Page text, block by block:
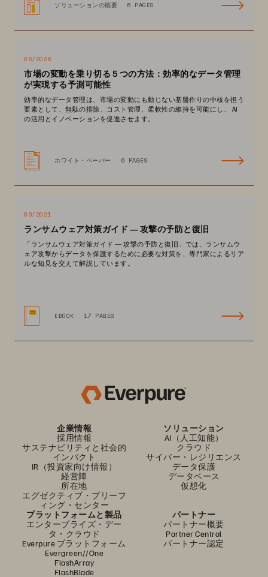
ソリューションの概要 6 PAGES
06/2026
市場の変動を乗り切る５つの方法：効率的なデータ管理
が実現する予測可能性
効率的なデータ管理は、市場の変動にも動じない基盤作りの中核を担う
要素として、無駄の排除、コスト管理、柔軟性の維持を可能にし、 AI
の活用とイノベーションを促進させます。
ホワイト・ペーパー 6 PAGES
09/2021
ランサムウェア対策ガイド ― 攻撃の予防と復旧
「ランサムウェア対策ガイド ― 攻撃の予防と復旧」では、ランサムウ
ェア攻撃からデータを保護するために必要な対策を、専門家によるリア
ルな知見を交えて解説しています。
EBOOK 17 PAGES
企業情報
採用情報
サステナビリティと社会的
インパクト
IR（投資家向け情報）
経営陣
所在地
エグゼクティブ・ブリーフ
ィング・センター
ソリューション
AI（人工知能）
クラウド
サイバー・レジリエンス
データ保護
データベース
仮想化
プラットフォームと製品
エンタープライズ・デー
タ・クラウド
Everpure プラットフォーム
Evergreen//One
FlashArray
FlashBlade
パートナー
パートナー概要
Partner Central
パートナー認定